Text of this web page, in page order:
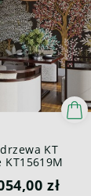
KT
KT15619M
III
zł